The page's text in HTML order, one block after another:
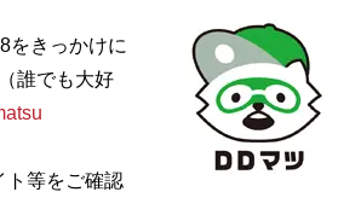
をきっかけに
誰でも大好
等をご確認